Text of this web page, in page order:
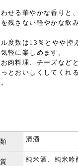
せる華やかな香りと
残さない軽やかな飲
度数は13％とやや控
軽に楽しめます。
肉料理、チーズなど
とおいしくしてくれ
清酒
純米酒、純米吟